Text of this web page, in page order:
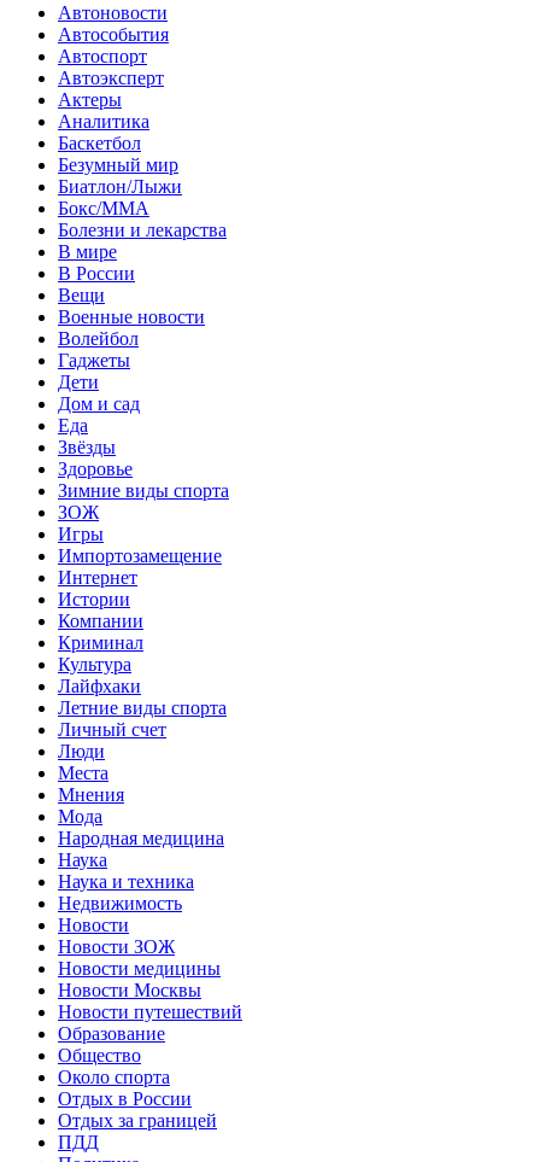
Автоновости
Автособытия
Автоспорт
Автоэксперт
Актеры
Аналитика
Баскетбол
Безумный мир
Биатлон/Лыжи
Бокс/MMA
Болезни и лекарства
В мире
В России
Вещи
Военные новости
Волейбол
Гаджеты
Дети
Дом и сад
Еда
Звёзды
Здоровье
Зимние виды спорта
ЗОЖ
Игры
Импортозамещение
Интернет
Истории
Компании
Криминал
Культура
Лайфхаки
Летние виды спорта
Личный счет
Люди
Места
Мнения
Мода
Народная медицина
Наука
Наука и техника
Недвижимость
Новости
Новости ЗОЖ
Новости медицины
Новости Москвы
Новости путешествий
Образование
Общество
Около спорта
Отдых в России
Отдых за границей
ПДД